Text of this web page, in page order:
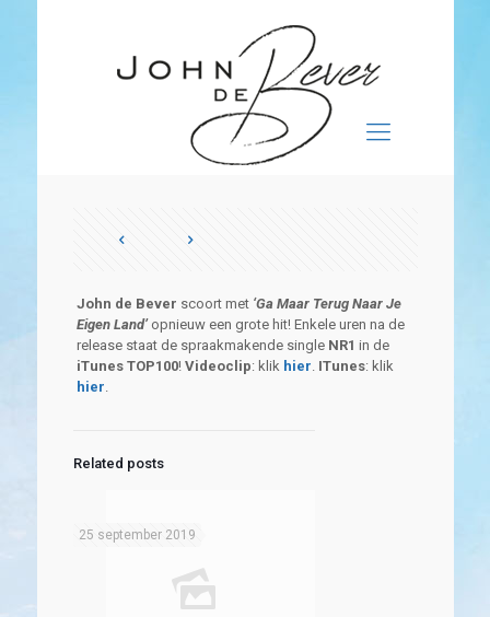
John de Bever scoort met ‘Ga Maar Terug Naar Je
Eigen Land’ opnieuw een grote hit! Enkele uren na de
release staat de spraakmakende single NR1 in de
iTunes TOP100! Videoclip: klik hier. ITunes: klik
hier.
Related posts
25 september 2019